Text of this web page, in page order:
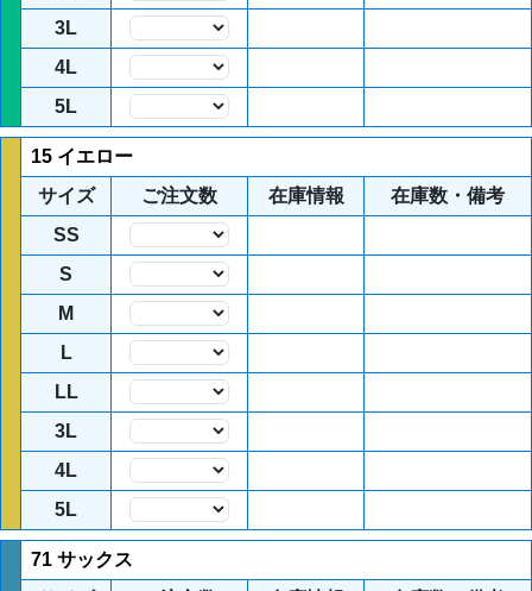
3L
4L
5L
15 イエロー
サイズ
ご注文数 在庫情報
在庫数・備考
SS
S
M
L
LL
3L
4L
5L
71 サックス